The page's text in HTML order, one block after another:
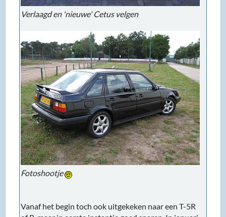
Verlaagd en 'nieuwe' Cetus velgen
Fotoshootje
Vanaf het begin toch ook uitgekeken naar een T-5R